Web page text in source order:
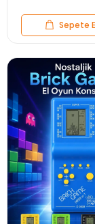
Sepete